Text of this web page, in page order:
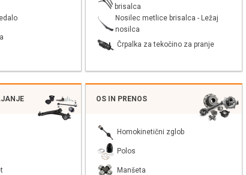
brisalca
Nosilec metlice brisalca - Ležaj
nosilca
Črpalka za tekočino za pranje
OS IN PRENOS
Homokinetični zglob
Polos
Manšeta